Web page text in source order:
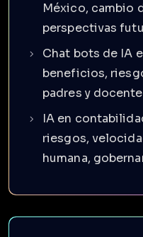
México, cambio
perspectivas
Chat bots de IA
beneficios,
padres y
IA en
riesgos,
humana,